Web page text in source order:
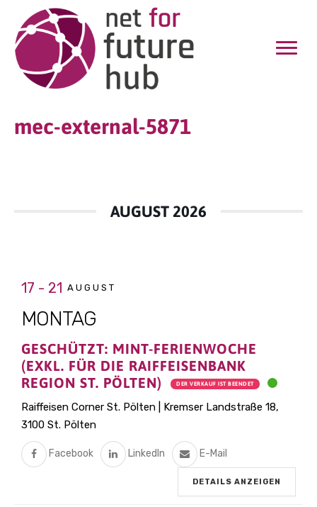
mec-external-5871
AUGUST 2026
17 - 21 AUGUST
MONTAG
GESCHÜTZT: MINT-FERIENWOCHE
(EXKL. FÜR DIE RAIFFEISENBANK
REGION ST. PÖLTEN)
DER VERKAUF IST BEENDET
Raiffeisen Corner St. Pölten | Kremser Landstraße 18,
3100 St. Pölten
Facebook LinkedIn E-Mail
DETAILS ANZEIGEN